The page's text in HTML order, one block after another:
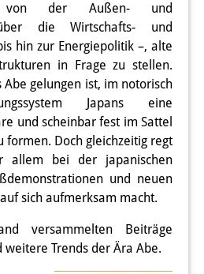
in Japan
von der Außen- und
die Wirtschafts- und
hin zur Energiepolitik –, alte
in Frage zu stellen.
Abe gelungen ist, im notorisch
Japans eine
und scheinbar fest im Sattel
formen. Doch gleichzeitig regt
allem bei der japanischen
und neuen
sich aufmerksam macht.
versammelten Beiträge
weitere Trends der Ära Abe.